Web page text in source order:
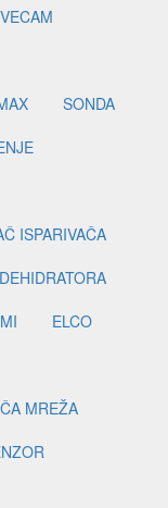
VECAM
SONDA
ISPARIVAČA
ELCO
MREŽA